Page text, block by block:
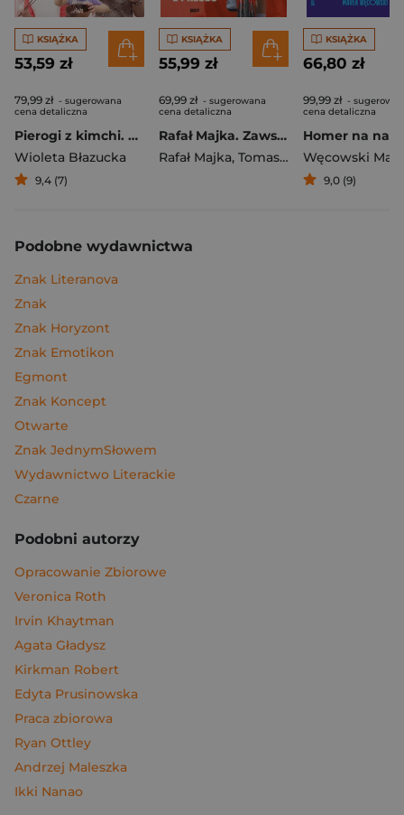
KSIĄŻKA
53,59 zł
79,99 zł - sugerowana
cena detaliczna
Pierogi z kimchi. Moje ulubione azjatyckie przepisy
Wioleta Błazucka
9,4 (7)
KSIĄŻKA
55,99 zł
69,99 zł - sugerowana
cena detaliczna
Rafał Majka. Zawsze z przodu. Rozmawia Tomasz Kalemba - książka z autografem
Rafał Majka, Tomasz Kalemba
KSIĄŻKA
66,80 zł
99,99 zł -
cena detaliczna
Węcowski
9,0 (9)
Podobne wydawnictwa
Znak Literanova
Znak
Znak Horyzont
Znak Emotikon
Egmont
Znak Koncept
Otwarte
Znak JednymSłowem
Wydawnictwo Literackie
Czarne
Podobni autorzy
Opracowanie Zbiorowe
Veronica Roth
Irvin Khaytman
Agata Gładysz
Kirkman Robert
Edyta Prusinowska
Praca zbiorowa
Ryan Ottley
Andrzej Maleszka
Ikki Nanao